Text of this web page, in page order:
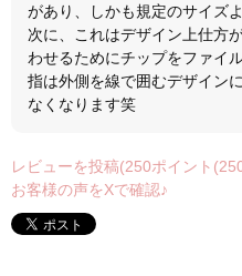
があり、しかも規定のサイズ
次に、これはデザイン上仕方
わせるためにチップをファイ
指は外側を線で囲むデザイン
なくなります笑
レビューを投稿(250ポイント
お客様の声をXで確認♪